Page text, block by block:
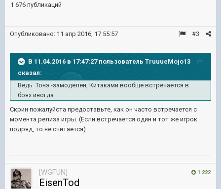
1 676 публикаций
#3
Опубликовано: 11 апр 2016, 17:55:57
В 11.04.2016 в 17:47:27 пользователь TruuueMojo13
сказал:
Ведь Тонэ -замоделен, Китаками вообще встречается в
боях иногда
Скрин пожалуйста предоставьте, как он часто встречается с
момента релиза игры. (Если встречается один и тот же игрок
подряд, то не считается).
1 222
[WGFUN]
EisenTod